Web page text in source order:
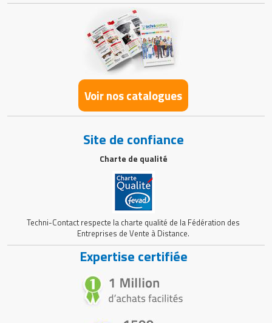
Voir nos catalogues
Site de confiance
Charte de qualité
Techni-Contact respecte la charte qualité de la Fédération des
Entreprises de Vente à Distance.
Expertise certifiée